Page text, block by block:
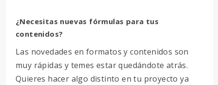
¿Necesitas nuevas fórmulas para tus
contenidos?
Las novedades en formatos y contenidos son
muy rápidas y temes estar quedándote atrás.
Quieres hacer algo distinto en tu proyecto ya